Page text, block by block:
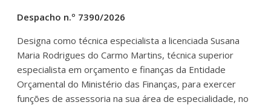
Despacho n.º 7390/2026
Designa como técnica especialista a licenciada Susana
Maria Rodrigues do Carmo Martins, técnica superior
especialista em orçamento e finanças da Entidade
Orçamental do Ministério das Finanças, para exercer
funções de assessoria na sua área de especialidade, no